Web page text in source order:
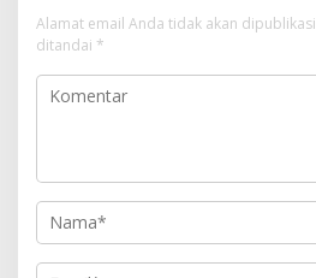
Alamat email Anda tidak akan
ditandai *